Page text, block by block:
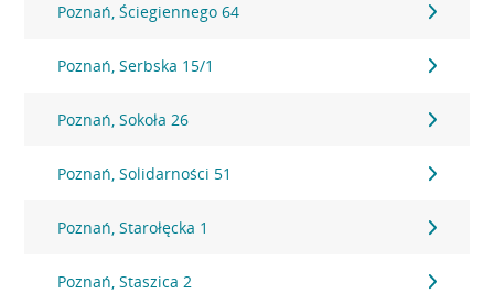
Poznań, Ściegiennego 64
Poznań, Serbska 15/1
Poznań, Sokoła 26
Poznań, Solidarności 51
Poznań, Starołęcka 1
Poznań, Staszica 2